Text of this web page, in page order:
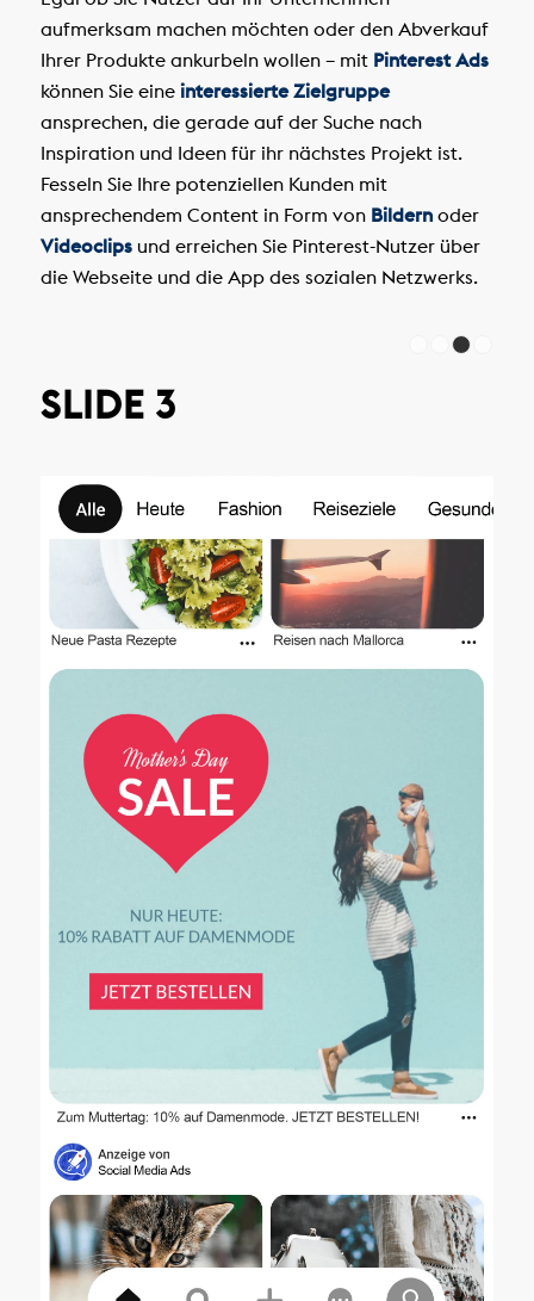
aufmerksam machen möchten oder den Abverkauf
Ihrer Produkte ankurbeln wollen – mit Pinterest Ads
können Sie eine interessierte Zielgruppe
ansprechen, die gerade auf der Suche nach
Inspiration und Ideen für ihr nächstes Projekt ist.
Fesseln Sie Ihre potenziellen Kunden mit
ansprechendem Content in Form von Bildernoder
Videoclipsund erreichen Sie Pinterest-Nutzer über
die Webseite und die App des sozialen Netzwerks.
SLIDE 3